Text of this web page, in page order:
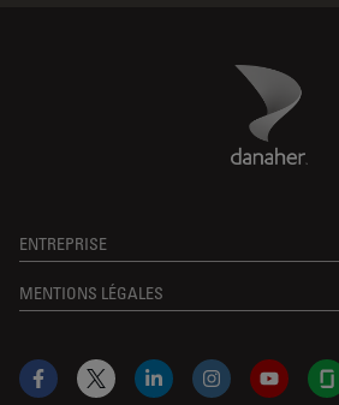
Danaher
ENTREPRISE
MENTIONS LÉGALES
Facebook
X LinkedInInstagram